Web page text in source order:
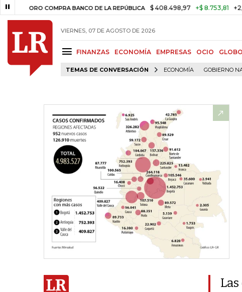
ORO COMPRA BANCO DE LA REPÚBLICA $ 408.498,97 +$ 8.753,81 +2,19%
VIERNES, 07 DE AGOSTO DE 2026
FINANZAS ECONOMÍA EMPRESAS OCIO
TEMAS DE CONVERSACIÓN ECONOMÍA GOBIERNO